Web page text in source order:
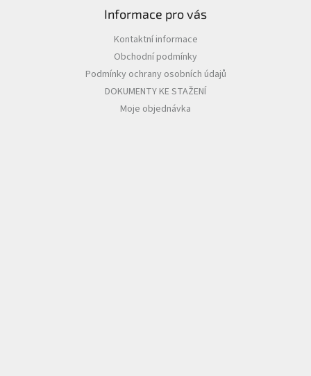
Informace pro vás
Kontaktní informace
Obchodní podmínky
Podmínky ochrany osobních údajů
DOKUMENTY KE STAŽENÍ
Moje objednávka